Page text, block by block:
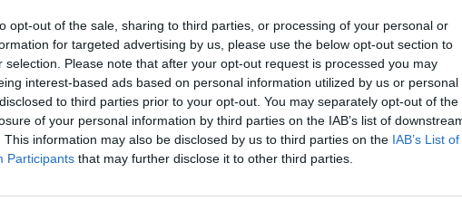
opt-out of the sale, sharing to third parties, or processing of your personal or
for targeted advertising by us, please use the below opt-out section to
selection. Please note that after your opt-out request is processed you may
interest-based ads based on personal information utilized by us or personal
to third parties prior to your opt-out. You may separately opt-out of the
of your personal information by third parties on the IAB’s list of
This information may also be disclosed by us to third parties on the IAB’s List of
Participants that may further disclose it to other third parties.
06:16
11:13
10:54